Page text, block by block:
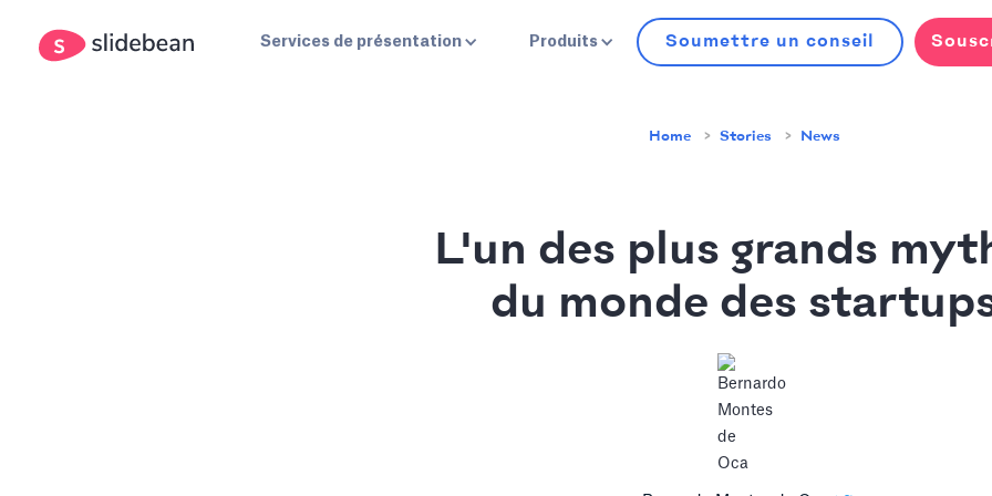
Services de présentation Produits Soumettre un conseil
Home Stories News
L'un des plus grands
du monde des